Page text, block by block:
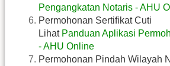
Pengangkatan Notaris - AHU
Permohonan Sertifikat Cuti
Lihat Panduan Aplikasi
- AHU Online
Permohonan Pindah Wilayah